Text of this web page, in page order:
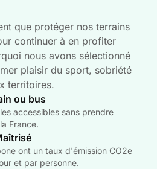
que protéger nos terrains
continuer à en profiter
nous avons sélectionné
plaisir du sport, sobriété
territoires.
ou bus
accessibles sans prendre
France.
ont un taux d'émission CO2e
et par personne.